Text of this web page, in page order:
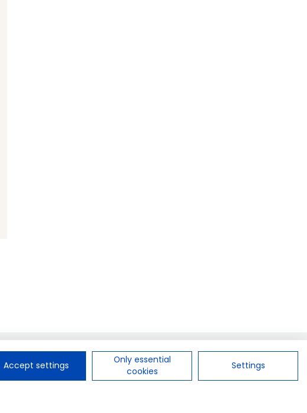
Política de privacidad
Condiciones de uso
Política de cookies
Accept settings
Only essential
cookies
Settings